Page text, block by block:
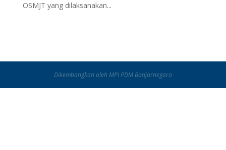
OSMJT yang dilaksanakan...
Dikembangkan oleh MPI PDM Banjarnegara